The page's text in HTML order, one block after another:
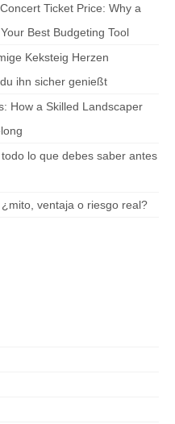
Ticket Price: Why a
Best Budgeting Tool
Keksteig Herzen
ihn sicher genießt
How a Skilled Landscaper
lo que debes saber antes
ventaja o riesgo real?